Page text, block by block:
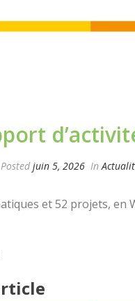
Posted juin 5, 2026 In
et 52 projets, en